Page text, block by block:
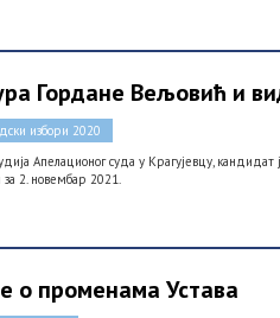
Гордане Вељовић и
избори 2020
Апелационог суда у Крагујевцу, кандидат
за 2. новембар 2021.
о променама Устава